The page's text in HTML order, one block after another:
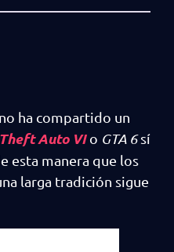
ha compartido un
Auto VIo GTA 6sí
esta manera que los
larga tradición sigue